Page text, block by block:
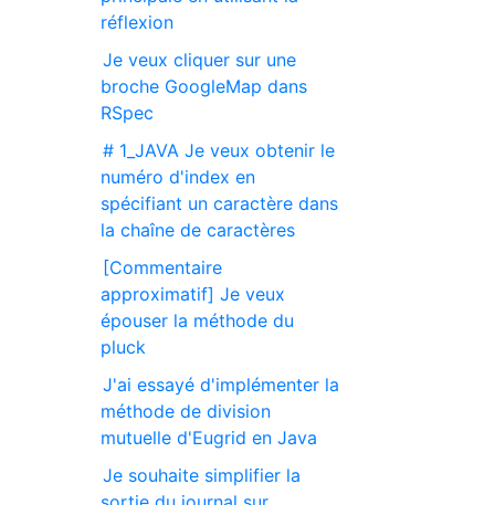
réflexion
Je veux cliquer sur une
broche GoogleMap dans
RSpec
# 1_JAVA Je veux obtenir le
numéro d'index en
spécifiant un caractère dans
la chaîne de caractères
[Commentaire
approximatif] Je veux
épouser la méthode du
pluck
J'ai essayé d'implémenter la
méthode de division
mutuelle d'Eugrid en Java
Je souhaite simplifier la